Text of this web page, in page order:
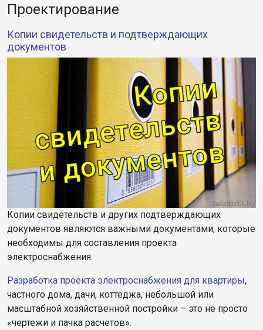
Проектирование
Копии свидетельств и подтверждающих
документов
Копии свидетельств и других подтверждающих
документов являются важными документами, которые
необходимы для составления проекта
электроснабжения.
Разработка проекта электроснабжения для квартиры,
частного дома, дачи, коттеджа, небольшой или
масштабной хозяйственной постройки – это не просто
«чертежи и пачка расчетов».